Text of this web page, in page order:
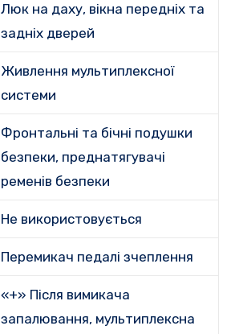
Люк на даху, вікна передніх та
задніх дверей
Живлення мультиплексної
системи
Фронтальні та бічні подушки
безпеки, преднатягувачі
ременів безпеки
Не використовується
Перемикач педалі зчеплення
«+» Після вимикача
запалювання, мультиплексна